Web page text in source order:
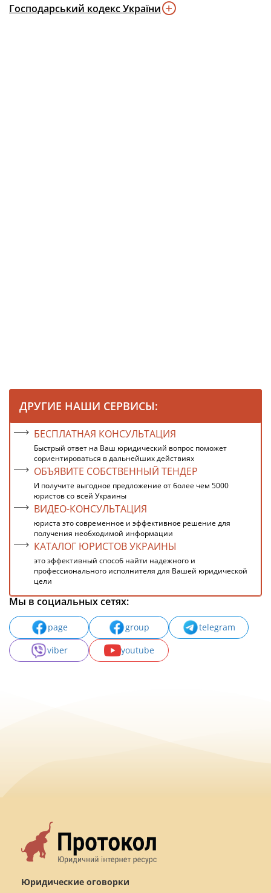
Господарський кодекс України
ДРУГИЕ НАШИ СЕРВИСЫ:
БЕСПЛАТНАЯ КОНСУЛЬТАЦИЯ
Быстрый ответ на Ваш юридический вопрос поможет
сориентироваться в дальнейших действиях
ОБЪЯВИТЕ СОБСТВЕННЫЙ ТЕНДЕР
И получите выгодное предложение от более чем 5000
юристов со всей Украины
ВИДЕО-КОНСУЛЬТАЦИЯ
юриста это современное и эффективное решение для
получения необходимой информации
КАТАЛОГ ЮРИСТОВ УКРАИНЫ
это эффективный способ найти надежного и
профессионального исполнителя для Вашей юридической
цели
Мы в социальных сетях:
page group
telegram
viber
youtube
Юридические оговорки